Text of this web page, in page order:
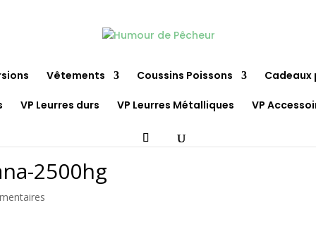
Vêtements Coussins Poissons Cadeaux
VP Leurres durs VP Leurres Métalliques VP
2500hg